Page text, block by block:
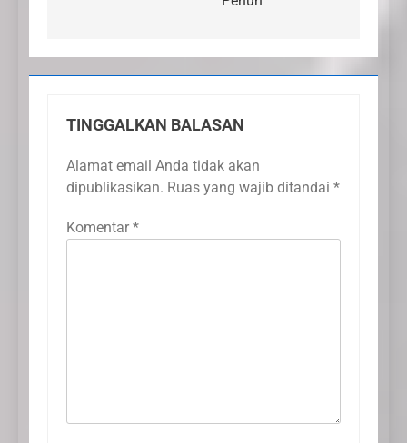
TINGGALKAN BALASAN
Alamat email Anda tidak akan
dipublikasikan. Ruas yang wajib ditandai *
Komentar *